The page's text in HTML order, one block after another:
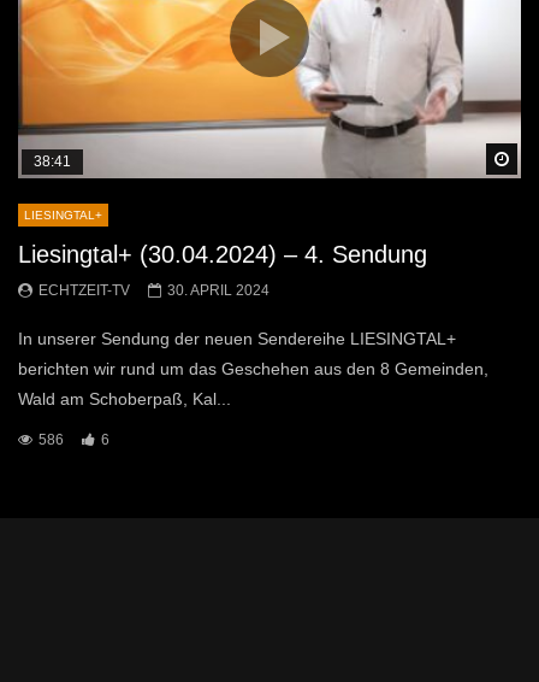
38:41
LIESINGTAL+
Liesingtal+ (30.04.2024) – 4. Sendung
ECHTZEIT-TV 30. APRIL 2024
In unserer Sendung der neuen Sendereihe LIESINGTAL+
berichten wir rund um das Geschehen aus den 8 Gemeinden,
Wald am Schoberpaß, Kal...
586 6